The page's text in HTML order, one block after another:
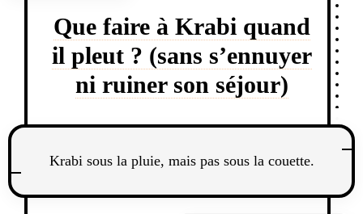
Que faire à Krabi quand
il pleut ? (sans s’ennuyer
ni ruiner son séjour)
Krabi sous la pluie, mais pas sous la couette.